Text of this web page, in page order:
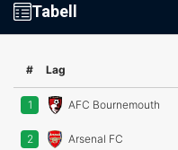
Tabell
# Lag
1 AFC Bournemouth
2 Arsenal FC